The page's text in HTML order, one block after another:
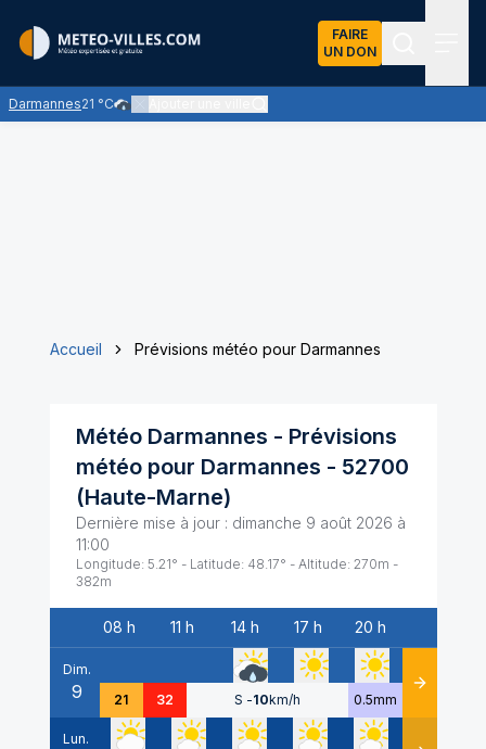
FAIRE
UN DON
Darmannes21 °C
Pluies faibles ou bruines - intermittentes ou persistantes
Accueil Prévisions météo pour Darmannes
Météo Darmannes - Prévisions
météo pour Darmannes - 52700
(Haute-Marne)
Dernière mise à jour : dimanche 9 août 2026 à
11:00
Longitude: 5.21° - Latitude: 48.17° - Altitude: 270m -
382m
Date
08 h 11 h 14 h 17 h 20 h
Dim.
9 21 32 S -10km/h 0.5mm Détails
Lun.